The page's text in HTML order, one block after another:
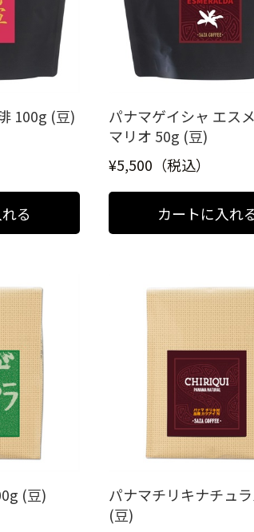
100g (豆)
パナマゲイシャ エス
マリオ 50g (豆)
¥5,500（税込）
(豆)
パナマチリキナチュ
(豆)